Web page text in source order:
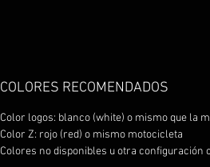
COLORES RECOMENDADOS
Color logos: blanco (white) o mismo que la
Color Z: rojo (red) o mismo motocicleta
Colores no disponibles u otra configuración